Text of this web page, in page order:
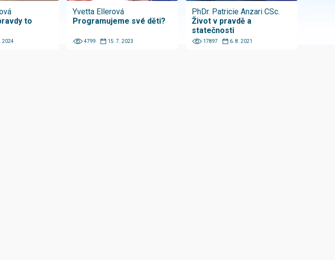
to
2024
Yvetta Ellerová
Programujeme své děti?
4799 15. 7. 2023
PhDr. Patricie Anzari CSc.
Život v pravdě a
statečnosti
17897 6. 8. 2021